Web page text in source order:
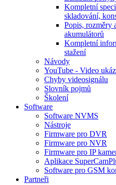
Kompletní
skladování,
Popis, rozměry
akumulátorů
Kompletní
stažení
Návody
YouTube - Video
Chyby videosignálu
Slovník pojmů
Školení
Software
Software NVMS
Nástroje
Firmware pro DVR
Firmware pro NVR
Firmware pro IP
Aplikace
Software pro GSM
Partneři